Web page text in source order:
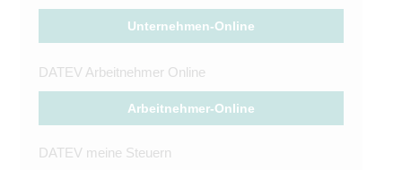
Unternehmen-Online
DATEV Arbeitnehmer Online
Arbeitnehmer-Online
DATEV meine Steuern